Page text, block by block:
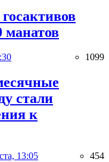
манатов
1099
стали
к
13:05 454